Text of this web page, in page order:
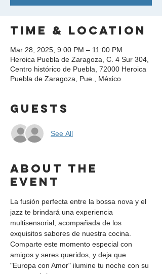
Time & Location
Mar 28, 2025, 9:00 PM – 11:00 PM
Heroica Puebla de Zaragoza, C. 4 Sur 304,
Centro histórico de Puebla, 72000 Heroica
Puebla de Zaragoza, Pue., México
Guests
See All
About the
event
La fusión perfecta entre la bossa nova y el
jazz te brindará una experiencia
multisensorial, acompañada de los
exquisitos sabores de nuestra cocina.
Comparte este momento especial con
amigos y seres queridos, y deja que
"Europa con Amor" ilumine tu noche con su